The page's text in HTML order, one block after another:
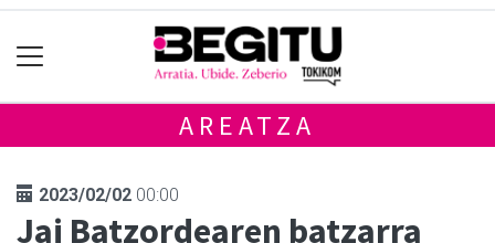
AREATZA
2023/02/02 00:00
Jai Batzordearen batzarra